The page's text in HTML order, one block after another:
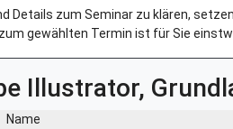
Details zum Seminar zu klären,
gewählten Termin ist für Sie
Illustrator,
Name